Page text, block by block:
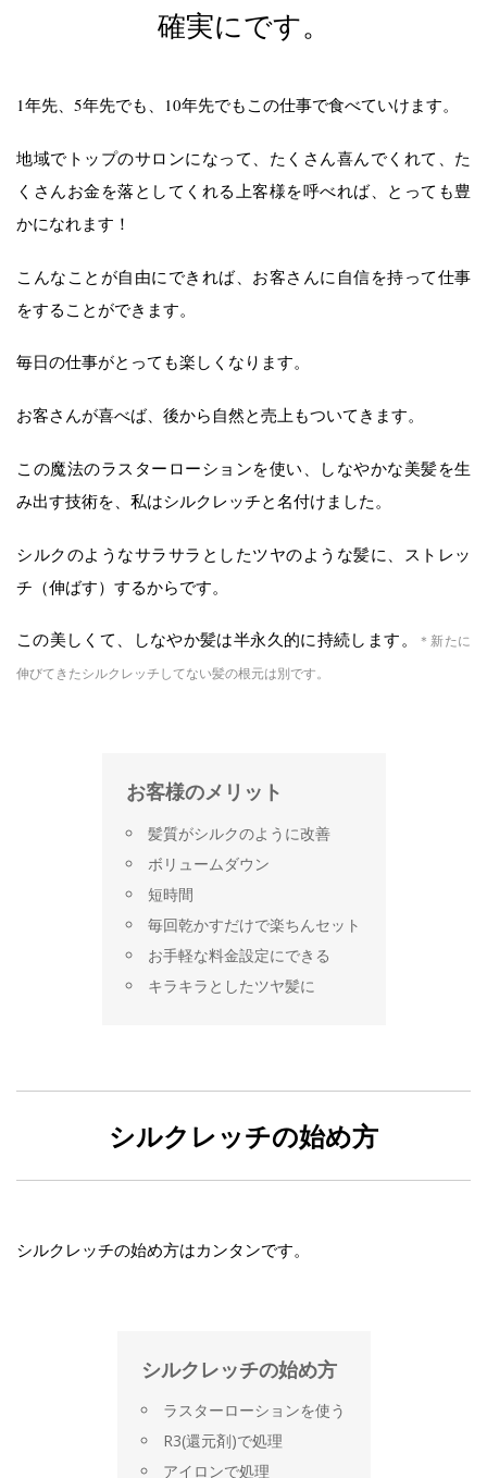
確実にです。
1年先、5年先でも、10年先でもこの仕事で食べていけます。
地域でトップのサロンになって、たくさん喜んでくれて、た
くさんお金を落としてくれる上客様を呼べれば、とっても豊
かになれます！
こんなことが自由にできれば、お客さんに自信を持って仕事
をすることができます。
毎日の仕事がとっても楽しくなります。
お客さんが喜べば、後から自然と売上もついてきます。
この魔法のラスターローションを使い、しなやかな美髪を生
み出す技術を、私はシルクレッチと名付けました。
シルクのようなサラサラとしたツヤのような髪に、ストレッ
チ（伸ばす）するからです。
この美しくて、しなやか髪は半永久的に持続します。
＊新たに
伸びてきたシルクレッチしてない髪の根元は別です。
お客様のメリット
髪質がシルクのように改善
ボリュームダウン
短時間
毎回乾かすだけで楽ちんセット
お手軽な料金設定にできる
キラキラとしたツヤ髪に
シルクレッチの始め方
シルクレッチの始め方はカンタンです。
シルクレッチの始め方
ラスターローションを使う
R3(還元剤)で処理
アイロンで処理